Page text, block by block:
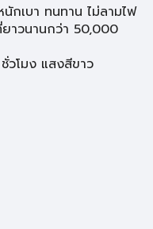
กเบา ทนทาน ไม่ลามไฟ
ยาวนานกว่า 50,000
วโมง แสงสีขาว